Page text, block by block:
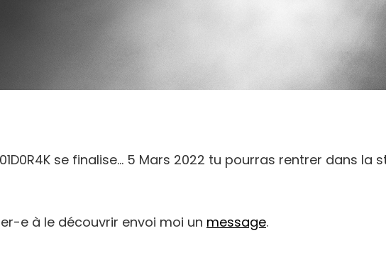
se finalise… 5 Mars 2022 tu pourras rentrer dans
e à le découvrir envoi moi un message.